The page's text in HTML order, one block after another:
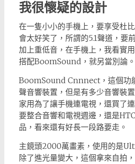
我很懷疑的設計
在一隻小小的手機上，要享受杜
會太好笑了，所謂的5.1聲道，要
加上重低音，在手機上，我看實
搭配BoomSound，就另當別論。
BoomSound Cnnnect，這個功
聲音響裝置，但是有多少音響裝
家用為了讓手機連電視，還買了
要整合音響和電視週邊，還是
品，看來還有好長一段路要走。
主鏡頭2000萬畫素，使用的是
除了進光量變大，這個拿來自拍